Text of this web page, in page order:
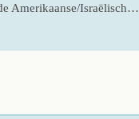
Amerikaanse/Israëlisch…